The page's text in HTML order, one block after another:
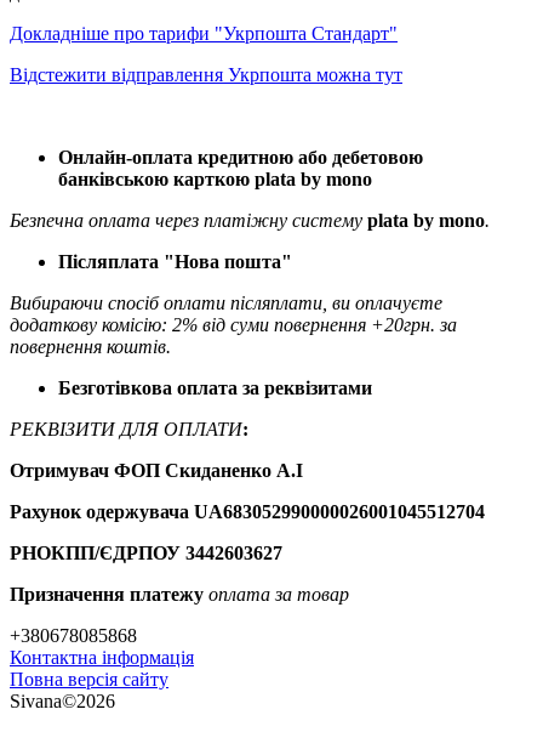
Докладніше про тарифи "Укрпошта Стандарт"
Відстежити відправлення Укрпошта можна тут
Онлайн-оплата кредитною або дебетовою
банківською карткою plata by mono
Безпечна оплата через платіжну систему plata by mono.
Післяплата "Нова пошта"
Вибираючи спосіб оплати післяплати, ви оплачуєте
додаткову комісію: 2% від суми повернення +20грн. за
повернення коштів.
Безготівкова оплата за реквізитами
РЕКВІЗИТИ ДЛЯ ОПЛАТИ:
Отримувач ФОП Скиданенко А.І
Рахунок одержувача UA683052990000026001045512704
РНОКПП/ЄДРПОУ 3442603627
Призначення платежу оплата за товар
+380678085868
Контактна інформація
Повна версія сайту
Sivana©2026